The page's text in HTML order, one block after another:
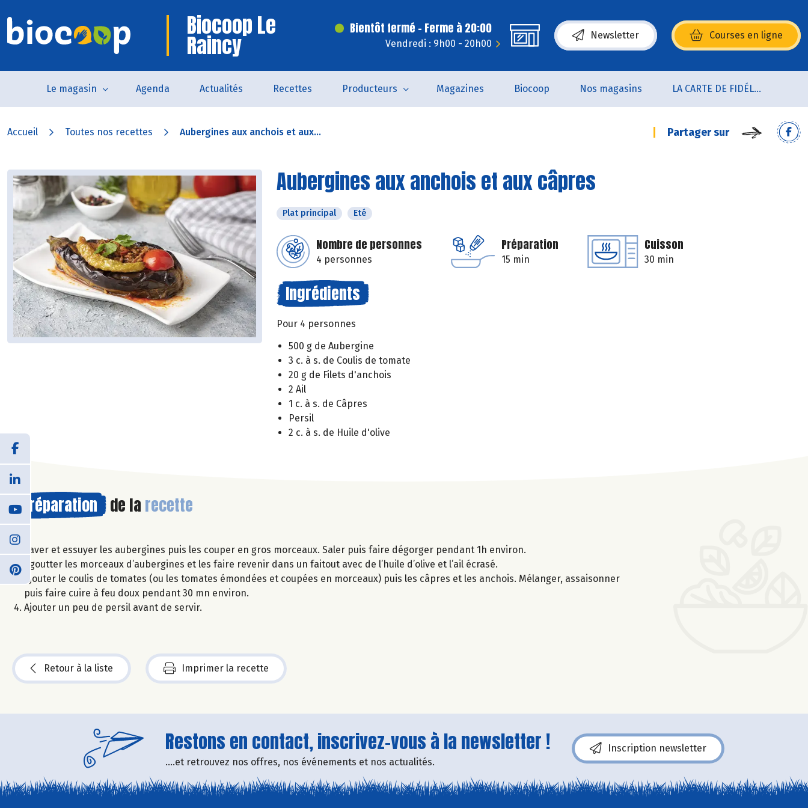
Biocoop Le
Raincy
Bientôt fermé - Ferme à 20:00
Vendredi : 9h00 - 20h00
Newsletter Courses en ligne
(s’ouvre dans une nouvelle fenêtre)
Le magasin Agenda Actualités Recettes Producteurs Magazines Biocoop Nos magasins LA CARTE DE FIDÉLITÉ
Accueil Toutes nos recettes Aubergines aux anchois et aux... Partager sur
Aubergines aux anchois et aux câpres
Plat principal Eté
Nombre de personnes
4 personnes
Préparation
15 min
Cuisson
30 min
Ingrédients
Pour 4 personnes
500 g de Aubergine
3 c. à s. de Coulis de tomate
20 g de Filets d'anchois
2 Ail
1 c. à s. de Câpres
Persil
2 c. à s. de Huile d'olive
Préparation de la recette
Laver et essuyer les aubergines puis les couper en gros morceaux. Saler puis faire dégorger pendant 1h environ.
Egoutter les morceaux d’aubergines et les faire revenir dans un faitout avec de l’huile d’olive et l’ail écrasé.
Ajouter le coulis de tomates (ou les tomates émondées et coupées en morceaux) puis les câpres et les anchois. Mélanger, assaisonner
puis faire cuire à feu doux pendant 30 mn environ.
Ajouter un peu de persil avant de servir.
Retour à la liste Imprimer la recette
Restons en contact, inscrivez-vous à la newsletter !
....et retrouvez nos offres, nos événements et nos actualités.
Inscription newsletter